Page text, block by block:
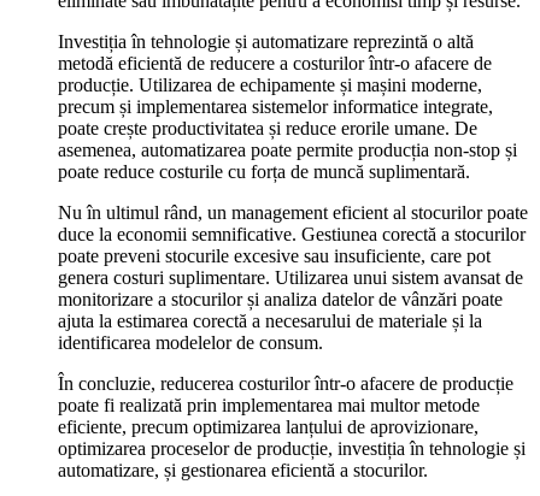
Investiția în tehnologie și automatizare reprezintă o altă
metodă eficientă de reducere a costurilor într-o afacere de
producție. Utilizarea de echipamente și mașini moderne,
precum și implementarea sistemelor informatice integrate,
poate crește productivitatea și reduce erorile umane. De
asemenea, automatizarea poate permite producția non-stop și
poate reduce costurile cu forța de muncă suplimentară.
Nu în ultimul rând, un management eficient al stocurilor poate
duce la economii semnificative. Gestiunea corectă a stocurilor
poate preveni stocurile excesive sau insuficiente, care pot
genera costuri suplimentare. Utilizarea unui sistem avansat de
monitorizare a stocurilor și analiza datelor de vânzări poate
ajuta la estimarea corectă a necesarului de materiale și la
identificarea modelelor de consum.
În concluzie, reducerea costurilor într-o afacere de producție
poate fi realizată prin implementarea mai multor metode
eficiente, precum optimizarea lanțului de aprovizionare,
optimizarea proceselor de producție, investiția în tehnologie și
automatizare, și gestionarea eficientă a stocurilor.